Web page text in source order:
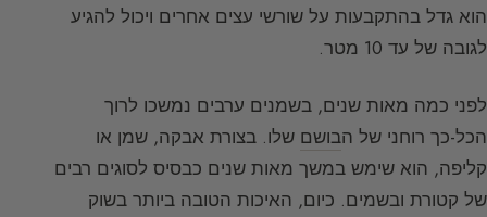
הוא גדל בהתקבעות על שורשי עצים אחרים ויכול להגיע
לגובה של עד 10 מטר.
לפני כמה מאות שנים, בשמנים ערבים נמשכו לרוך
הכל-כך רוחני של הבושם שלו. בצורת אבקה, שמן או
קליפה, הוא שימש במשך מאות שנים כבסיס לסוגים רבים
של קטורת ובשמים. כיום, האיכות הטובה ביותר בשוק